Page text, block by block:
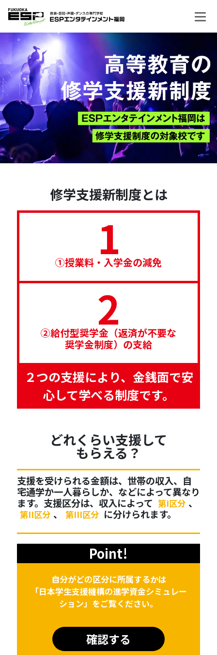
修学支援新制度とは
1
①授業料・入学金の減免
2
②給付型奨学金（返済が不要な
奨学金制度）の支給
２つの支援により、金銭面で安
心して学べる制度です。
どれくらい支援して
もらえる？
支援を受けられる金額は、世帯の収入、自
宅通学か一人暮らしか、などによって異なり
ます。支援区分は、収入によって 第I区分 、
第II区分 、 第III区分 に分けられます。
Point!
自分がどの区分に所属するかは
「日本学生支援機構の進学資金シミュレー
ション」をご覧ください。
確認する